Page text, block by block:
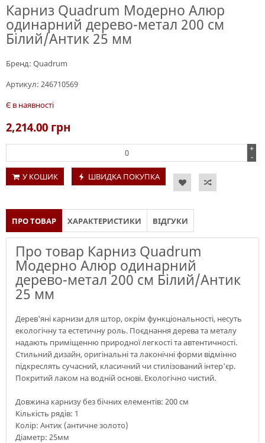
Карниз Quadrum Модерно Алюр
одинарний дерево-метал 200 см
Білий/Антик 25 мм
Бренд: Quadrum
Артикул: 246710569
Є в наявності
2,214.00 грн
+
-
У КОШИК
ШВИДКА ПОКУПКА
ПРО ТОВАР ХАРАКТЕРИСТИКИ ВІДГУКИ
Про товар Карниз Quadrum
Модерно Алюр одинарний
дерево-метал 200 см Білий/Антик
25 мм
Дерев'яні карнизи для штор, окрім функціональності, несуть
екологічну та естетичну роль. Поєднання дерева та металу
надають приміщенню природної легкості та автентичності.
Стильний дизайн, оригінальні та лаконічні форми відмінно
підкреслять сучасний, класичний чи стилізований інтер'єр.
Покритий лаком на водній основі. Екологічно чистий.
Довжина карнизу без бічних елементів: 200 см
Кількість рядів: 1
Колір: Антик (античне золото)
Діаметр: 25мм